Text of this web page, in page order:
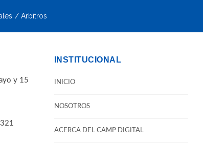
Arbitros
y 15
INSTITUCIONAL
INICIO
NOSOTROS
ACERCA DEL CAMP DIGITAL